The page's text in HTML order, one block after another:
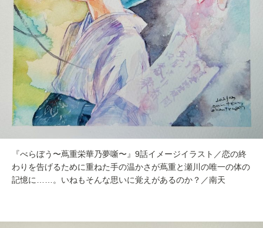
『べらぼう〜蔦重栄華乃夢噺〜』9話イメージイラスト／恋の終
わりを告げるために重ねた手の温かさが蔦重と瀬川の唯一の体の
記憶に……。いねもそんな思いに覚えがあるのか？／南天